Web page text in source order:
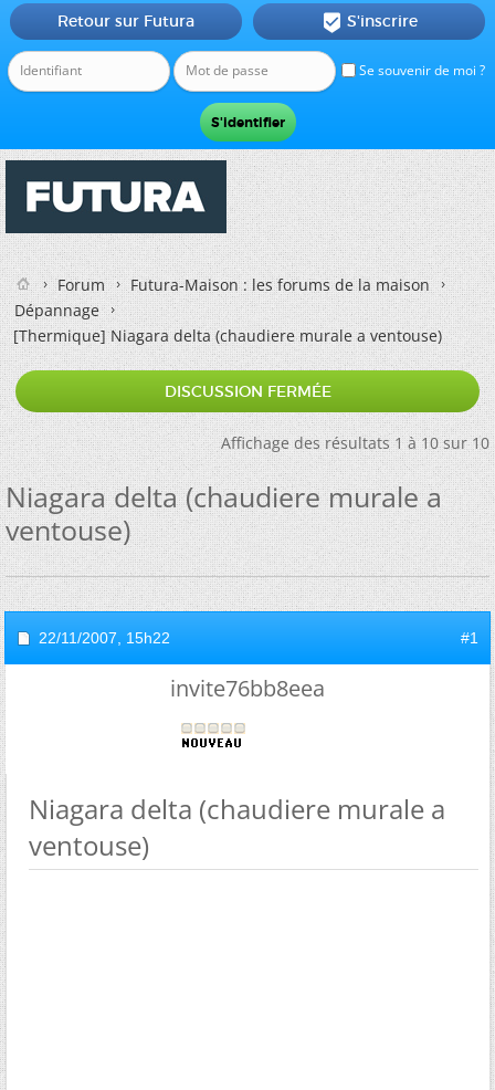
Se souvenir de moi ?
Retour sur Futura  S'inscrire
Forum
Futura-Maison : les forums de la maison
Dépannage
[Thermique]Niagara delta (chaudiere murale a ventouse)
DISCUSSION FERMÉE
Affichage des résultats 1 à 10 sur 10
Niagara delta (chaudiere murale a
ventouse)
22/11/2007, 15h22 #1
invite76bb8eea
Niagara delta (chaudiere murale a
ventouse)